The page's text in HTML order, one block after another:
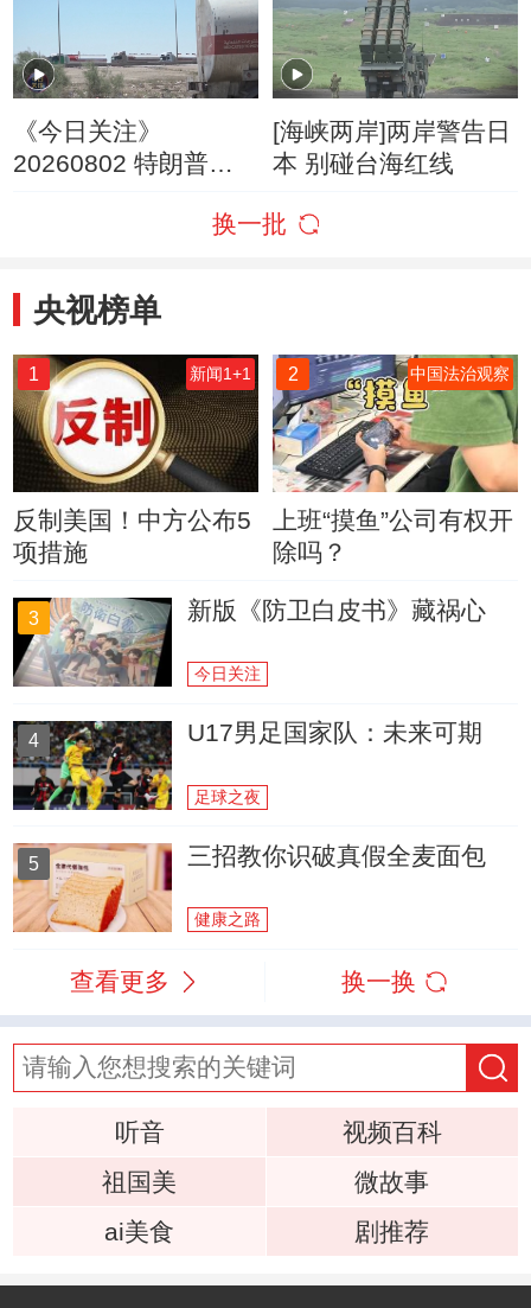
《今日关注》
20260802 特朗普叫
朗称摧毁美军F-35战
[海峡两岸]两岸警告日
本 别碰台海红线
换一批
央视榜单
1 新闻1+1
反制美国！中方公布5
项措施
2 中国法治观察
上班“摸鱼”公司有权开
除吗？
3 新版《防卫白皮书》藏祸心
今日关注
4 U17男足国家队：未来可期
足球之夜
5 三招教你识破真假全麦面包
健康之路
查看更多 换一换
听音
视频百科
祖国美
微故事
ai美食
剧推荐